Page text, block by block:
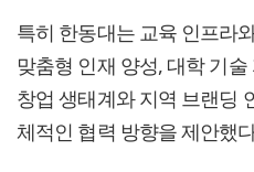
특히 한동대는 교육 인프라
맞춤형 인재 양성, 대학 기
창업 생태계와 지역 브랜딩
체적인 협력 방향을 제안했